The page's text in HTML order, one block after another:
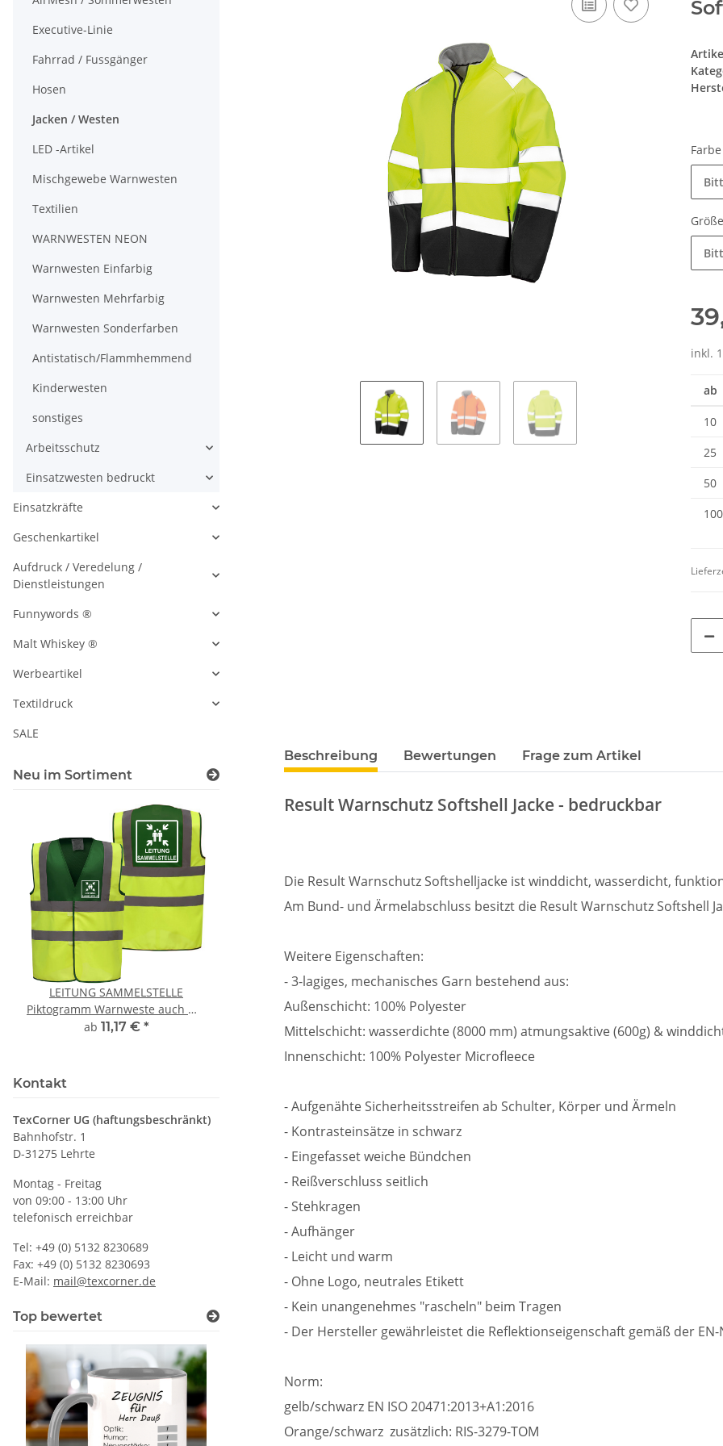
Farbe
Größe
inkl.
ab
10
25
50
100
Beschreibung Bewertungen Frage zum Artikel
Result Warnschutz Softshell Jacke - bedruckbar
Die Result Warnschutz Softshelljacke ist winddicht, wasserdicht,
Am Bund- und Ärmelabschluss besitzt die Result Warnschutz Softshell
Weitere Eigenschaften:
- 3-lagiges, mechanisches Garn bestehend aus:
Außenschicht: 100% Polyester
Mittelschicht: wasserdichte (8000 mm) atmungsaktive (600g) &
Innenschicht: 100% Polyester Microfleece
- Aufgenähte Sicherheitsstreifen ab Schulter, Körper und Ärmeln
- Kontrasteinsätze in schwarz
- Eingefasset weiche Bündchen
- Reißverschluss seitlich
- Stehkragen
- Aufhänger
- Leicht und warm
- Ohne Logo, neutrales Etikett
- Kein unangenehmes "rascheln" beim Tragen
- Der Hersteller gewährleistet die Reflektionseigenschaft gemäß der
Norm:
gelb/schwarz EN ISO 20471:2013+A1:2016
Orange/schwarz zusätzlich: RIS-3279-TOM
Executive-Linie
Fahrrad / Fussgänger
Hosen
Jacken / Westen
LED -Artikel
Mischgewebe Warnwesten
Textilien
WARNWESTEN NEON
Warnwesten Einfarbig
Warnwesten Mehrfarbig
Warnwesten Sonderfarben
Antistatisch/Flammhemmend
Kinderwesten
sonstiges
Arbeitsschutz
Einsatzwesten bedruckt
Einsatzkräfte
Geschenkartikel
Aufdruck / Veredelung /
Dienstleistungen
Funnywords ®
Malt Whiskey ®
Werbeartikel
Textildruck
SALE
Neu im Sortiment
LEITUNG SAMMELSTELLE
Piktogramm Warnweste auch mit
vielen Taschen S-3XL
ab 11,17 € *
10x T-Shirt Herren weiß,
Premium B&C Inspire #190
Rundhals mit EINER
79,90 €*
Wunschnamen
7,99 € -14,99 €*
vielenab
Kontakt
TexCorner UG (haftungsbeschränkt)
Bahnhofstr. 1
D-31275 Lehrte
Montag - Freitag
von 09:00 - 13:00 Uhr
telefonisch erreichbar
Tel: +49 (0) 5132 8230689
Fax: +49 (0) 5132 8230693
E-Mail: mail@texcorner.de
Top bewertet